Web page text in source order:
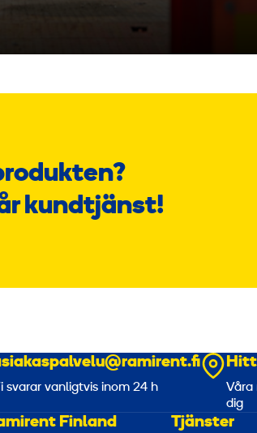
kundtjänst!
svarar vanligtvis inom 24 h
Våra
dig
Finland Tjänster